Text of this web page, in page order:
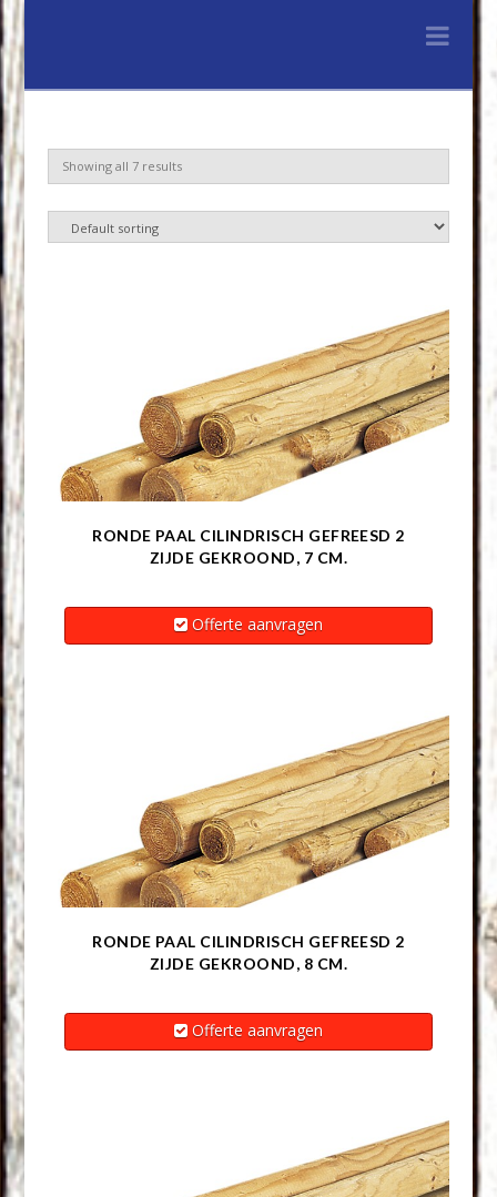
Hout
&
Showing all 7 results
RONDE PAAL CILINDRISCH GEFREESD 2
ZIJDE GEKROOND, 7 CM.
Offerte aanvragen
RONDE PAAL CILINDRISCH GEFREESD 2
ZIJDE GEKROOND, 8 CM.
Offerte aanvragen